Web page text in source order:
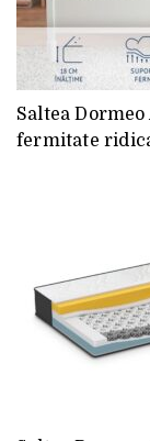
Saltea
fermitate